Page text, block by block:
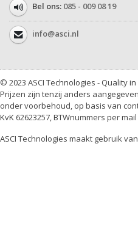
Bel ons: 085 - 009 08 19
info@asci.nl
© 2023 ASCI Technologies - Quality
Prijzen zijn tenzij anders
onder voorbehoud, op basis van
KvK 62623257, BTWnummers per
ASCI Technologies maakt gebruik van